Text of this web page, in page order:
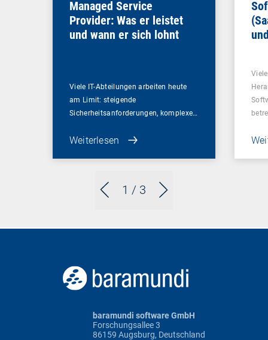
1 / 3
Managed Service
Provider: Was er leistet
und wann er sich lohnt
Viele IT-Abteilungen arbeiten heute
am Limit: steigende
Sicherheitsanforderungen, komplexe…
Weiterlesen
baramundi software GmbH
Forschungsallee 3
86159 Augsburg, Deutschland